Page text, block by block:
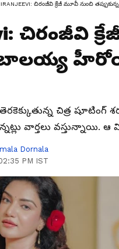
చిరంజీవి క్రేజీ మూవీ నుంచి
చిరంజీవి
బాలయ్య
చిత్ర షూటింగ్
వార్తలు వస్తున్నాయి.
Dornala
PM IST